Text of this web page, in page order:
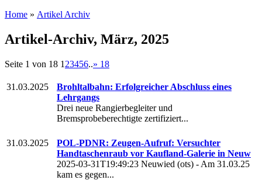
Home » Artikel Archiv
Artikel-Archiv, März, 2025
Seite 1 von 18 1 23456..» 18
31.03.2025
Brohltalbahn: Erfolgreicher Abschluss eines
Lehrgangs
Drei neue Rangierbegleiter und
Bremsprobeberechtigte zertifiziert...
31.03.2025
POL-PDNR: Zeugen-Aufruf: Versuchter
Handtaschenraub vor Kaufland-Galerie in Neuw
2025-03-31T19:49:23 Neuwied (ots) - Am 31.03.25
kam es gegen...